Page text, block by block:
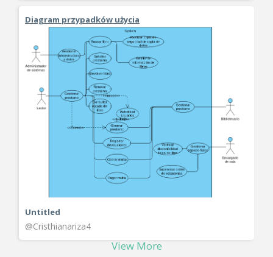
Diagram przypadków użycia
Untitled
@Cristhianariza4
View More